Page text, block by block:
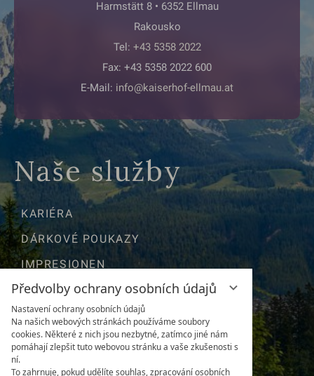
Předvolby ochrany osobních údajů
Nastavení ochrany osobních údajů
Na našich webových stránkách používáme soubory
cookies. Některé z nich jsou nezbytné, zatímco jiné nám
pomáhají zlepšit tuto webovou stránku a vaše zkušenosti s
ní.
To zahrnuje, pokud udělíte souhlas, zpracování osobních
Harmstätt 8 • 6352 Ellmau
Rakousko
Tel: +43 5358 2022
Fax: +43 5358 2022 600
E-Mail: info@kaiserhof-ellmau.at
Naše služby
KARIÉRA
DÁRKOVÉ POUKAZY
IMPRESIONEN
POLOHA & CESTY
NEWSLETTER
POČASÍ & WEBKAMERA